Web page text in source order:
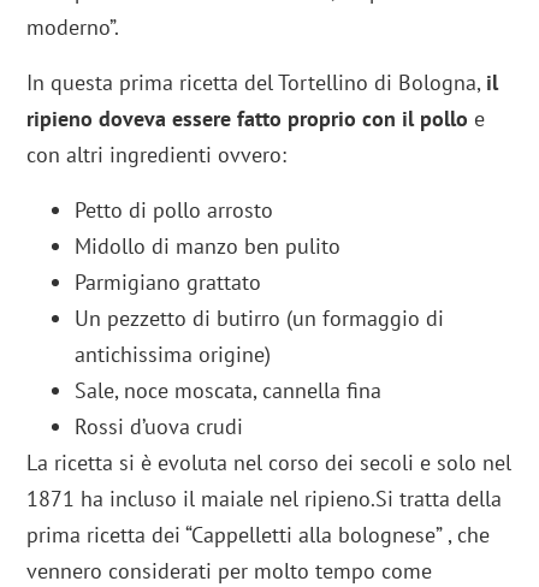
moderno”.
In questa prima ricetta del Tortellino di Bologna, il
ripieno doveva essere fatto proprio con il pollo e
con altri ingredienti ovvero:
Petto di pollo arrosto
Midollo di manzo ben pulito
Parmigiano grattato
Un pezzetto di butirro (un formaggio di
antichissima origine)
Sale, noce moscata, cannella fina
Rossi d’uova crudi
La ricetta si è evoluta nel corso dei secoli e solo nel
1871 ha incluso il maiale nel ripieno.Si tratta della
prima ricetta dei “Cappelletti alla bolognese” , che
vennero considerati per molto tempo come